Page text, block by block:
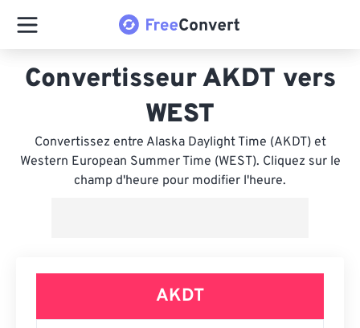
Convertisseur AKDT vers
WEST
Convertissez entre Alaska Daylight Time (AKDT) et
Western European Summer Time (WEST). Cliquez sur le
champ d'heure pour modifier l'heure.
AKDT